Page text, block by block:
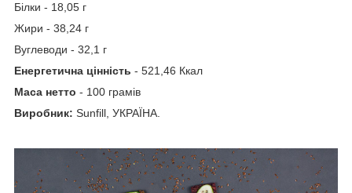
Білки - 18,05 г
Жири - 38,24 г
Вуглеводи - 32,1 г
Енергетична цінність - 521,46 Ккал
Маса нетто - 100 грамів
Виробник: Sunfill, УКРАЇНА.